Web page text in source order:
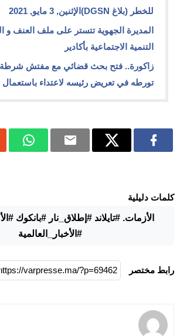
للخطر (بلاغ DGSN)الإثنين, 3 مايو, 2021
المديرة الجهوية تتستر على ملف العنف
التنمية الاجتماعية بأكادير
زاكورة.. فتح بحث قضائي مع مفتش شرطة
تورطه في تعريض رئيسه لاعتداء باستعمال
كلمات دليلية
الأزمات. #تايلاند #إطلاق_نار #بانكوك
#الأخبار_العالمية
رابط مختصر